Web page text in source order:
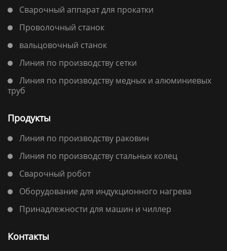
Сварочный аппарат для прокатки
Проволочный станок
вальцовочный станок
Линия по производству сетки
Линия по производству медных и алюминиевых
труб
Продукты
Линия по производству раковин
Линия по производству стальных колец
Сварочный робот
Оборудование для индукционного нагрева
Принадлежности для машин и чиллер
Контакты